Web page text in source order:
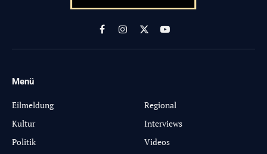
FacebookInstagram
X
(Twitter)
YouTube
Menü
Eilmeldung
Kultur
Politik
Regional
Interviews
Videos